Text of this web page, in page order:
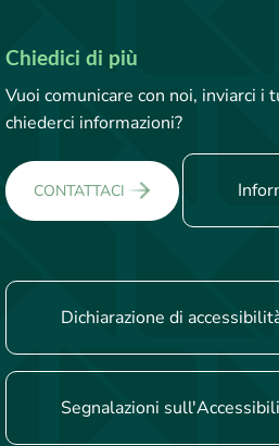
Chiedici di più
Vuoi comunicare con noi, inviarci
chiederci informazioni?
CONTATTACI
Dichiarazione di
Segnalazioni